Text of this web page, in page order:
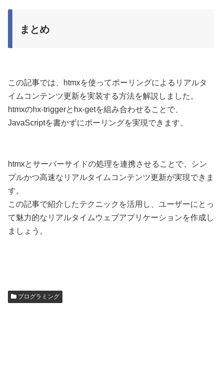
まとめ
この記事では、htmxを使ってポーリングによるリアルタ
イムコンテンツ更新を実装する方法を解説しました。
htmxのhx-triggerとhx-getを組み合わせることで、
JavaScriptを書かずにポーリングを実現できます。
htmxとサーバーサイドの処理を連携させることで、シン
プルかつ高速なリアルタイムコンテンツ更新が実現できま
す。
この記事で紹介したテクニックを活用し、ユーザーにとっ
て魅力的なリアルタイムウェブアプリケーションを作成し
ましょう。
プログラミング